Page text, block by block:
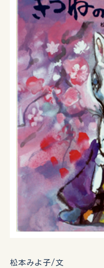
松本みよ子/文